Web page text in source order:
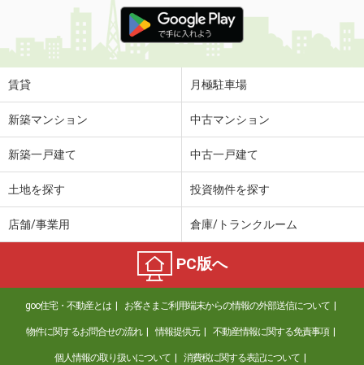
価 格
5.20万円
住 所
宮崎県宮崎市阿波岐原町火切塚
専有面積
宮崎県宮崎市学園木花台桜１
3.80万円
宮崎県宮崎市永楽町
8.70万円
住 所
宮崎県宮崎市永楽町
専有面積 65.92m²
間取り
2LDK
宮崎県宮崎市学園木花台桜１
賃貸 月極駐車場
新築マンション 中古マンション
新築一戸建て 中古一戸建て
土地を探す 投資物件を探す
店舗/事業用 倉庫/トランクルーム
PC版へ
goo住宅・不動産とは お客さまご利用端末からの情報の外部送信について
物件に関するお問合せの流れ 情報提供元 不動産情報に関する免責事項
個人情報の取り扱いについて 消費税に関する表記について